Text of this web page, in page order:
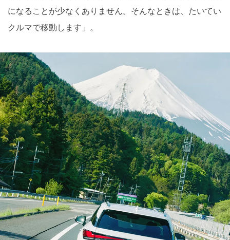
になることが少なくありません。そんなときは、たいてい
クルマで移動します」。